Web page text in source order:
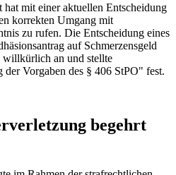
hat mit einer aktuellen Entscheidung
korrekten Umgang mit
zu rufen. Die Entscheidung eines
auf Schmerzensgeld
willkürlich an und stellte
der Vorgaben des § 406 StPO" fest.
begehrt